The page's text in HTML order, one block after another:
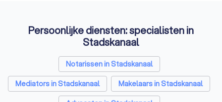
Persoonlijke diensten: specialisten in
Stadskanaal
Notarissen in Stadskanaal
Mediators in Stadskanaal
Makelaars in Stadskanaal